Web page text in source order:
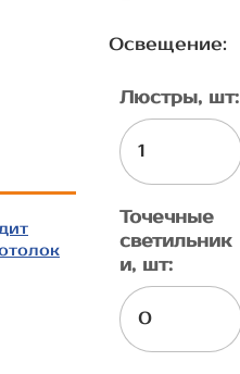
Освещение:
Люстры, шт:
Точечные
светильник
и, шт: